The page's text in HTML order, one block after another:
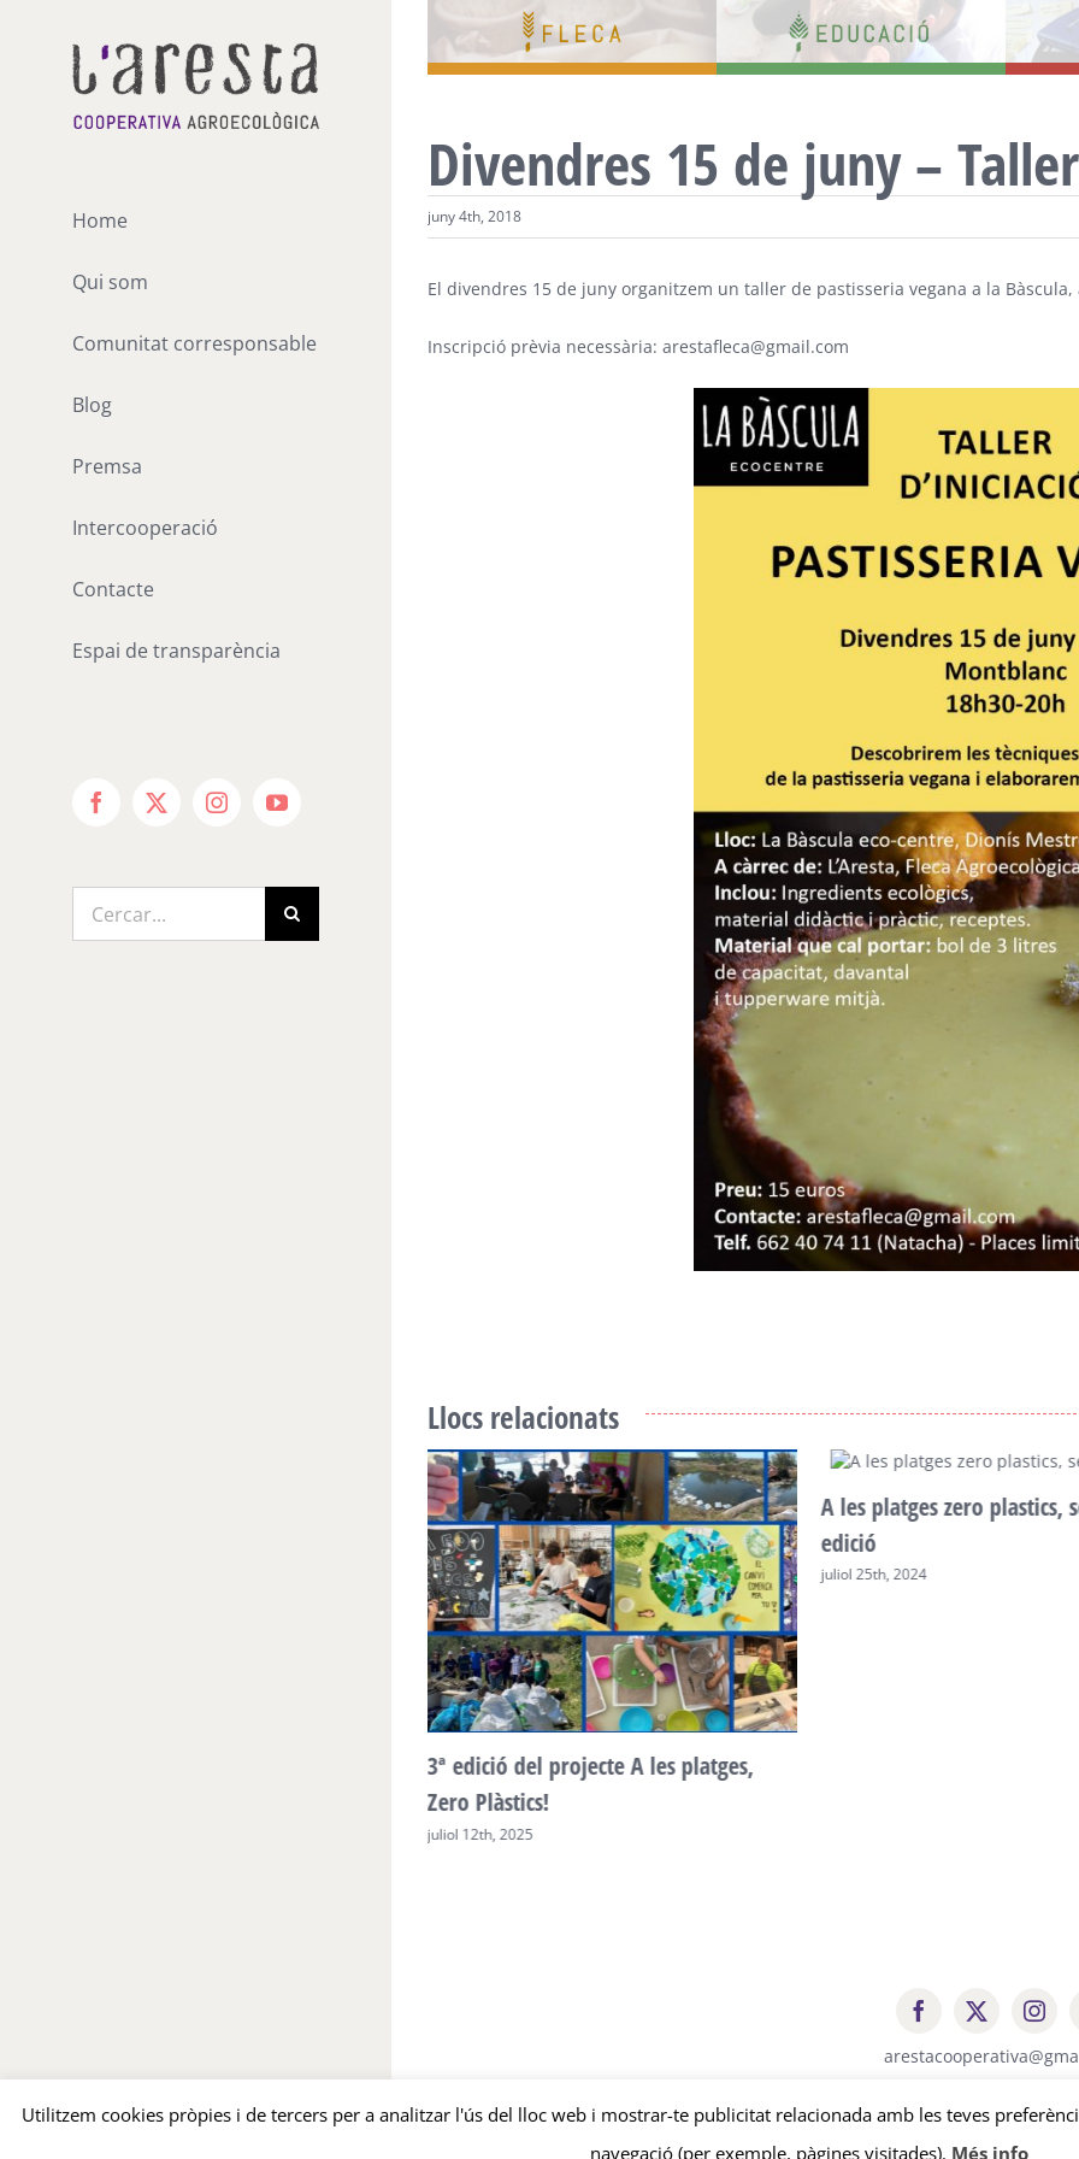
Home
Qui som
Comunitat corresponsable
Blog
Premsa
Intercooperació
Contacte
Espai de transparència
Facebook
X InstagramYouTube
Cerca
…
Divendres 15 de juny –
juny 4th, 2018
El divendres 15 de juny organitzem un taller de pastisseria vegana a la
Inscripció prèvia necessària: arestafleca@gmail.com
Llocs relacionats
3ª edició del projecte A les platges,
Zero Plàstics!
juliol 12th, 2025
A les platges zero plastics,
edició
juliol 25th, 2024
© Copyright2026 | Aresta Cooperativa |Avís legal- Política de
Utilitzem cookies pròpies i de tercers per a analitzar l'ús del lloc web i mostrar-te publicitat relacionada amb les teves
navegació (per exemple, pàgines visitades). Més info